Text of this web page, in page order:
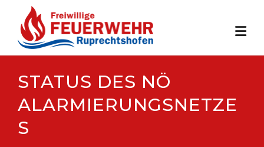
content
STATUS DES NÖ
ALARMIERUNGSNETZE
S